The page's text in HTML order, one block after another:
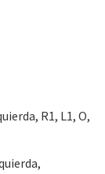
R1, L1, O,